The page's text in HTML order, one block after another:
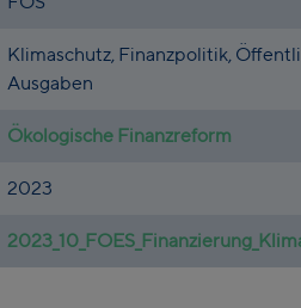
Klimaschutz, Finanzpolitik,
Ausgaben
Ökologische Finanzreform
2023